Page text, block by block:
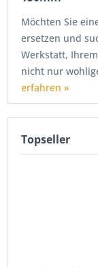
Möchten Sie
ersetzen und
Werkstatt,
nicht nur
erfahren »
Topseller